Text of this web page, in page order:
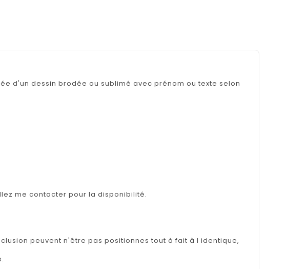
d'un dessin brodée ou sublimé avec prénom ou texte selon
me contacter pour la disponibilité.
peuvent n'être pas positionnes tout à fait à l identique,